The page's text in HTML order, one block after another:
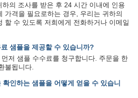
의 조사를 받은 후 24 시간 이내에 인용
가격을 필요로하는 경우, 우리는 귀하의
할 수 있도록 저희에게 전화하거나 이메일
샘플을 제공할 수 있습니까?
저 샘플 수수료를 청구합니다. 주문을 한
불됩니다.
인하는 샘플을 어떻게 얻을 수 있습니